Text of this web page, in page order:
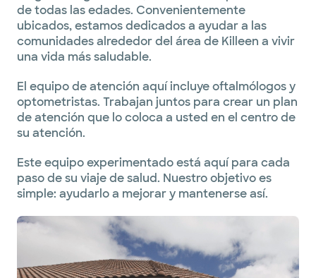
de todas las edades. Convenientemente
ubicados, estamos dedicados a ayudar a las
comunidades alrededor del área de Killeen a vivir
una vida más saludable.
El equipo de atención aquí incluye oftalmólogos y
optometristas. Trabajan juntos para crear un plan
de atención que lo coloca a usted en el centro de
su atención.
Este equipo experimentado está aquí para cada
paso de su viaje de salud. Nuestro objetivo es
simple: ayudarlo a mejorar y mantenerse así.